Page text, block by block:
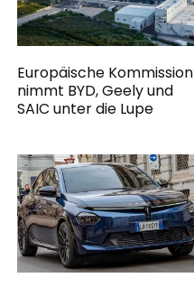
Europäische Kommission
nimmt BYD, Geely und
SAIC unter die Lupe